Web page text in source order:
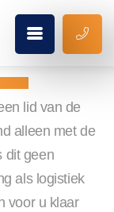
lid van de
alleen met de
dit geen
als logistiek
voor u klaar